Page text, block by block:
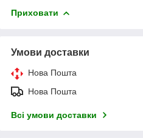
Приховати
Умови доставки
Нова Пошта
Нова Пошта
Всі умови доставки